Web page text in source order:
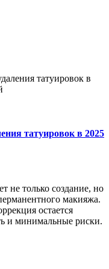
татуировок в
татуировок в 2025
не только создание, но
макияжа.
остается
и минимальные риски.